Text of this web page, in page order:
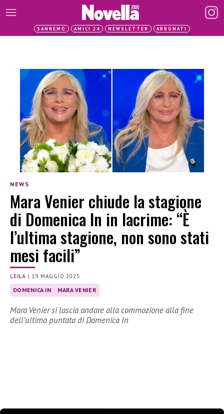
SANREMO AMICI 24 NEWSLETTER ABBONATI
NEWS
Mara Venier chiude la stagione
di Domenica In in lacrime: “È
l’ultima stagione, non sono stati
mesi facili”
LEILA | 19 MAGGIO 2025
DOMENICA IN MARA VENIER
Mara Venier si lascia andare alla commozione alla fine
dell’ultima puntata di Domenica In